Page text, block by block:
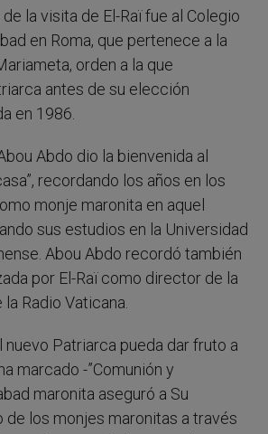
la visita de El-Raï fue al Colegio
en Roma, que pertenece a la
orden a la que
antes de su elección
en 1986.
Abdo dio la bienvenida al
recordando los años en los
monje maronita en aquel
sus estudios en la Universidad
Abou Abdo recordó también
por El-Raï como director de la
Radio Vaticana.
nuevo Patriarca pueda dar fruto a
marcado -”Comunión y
maronita aseguró a Su
de los monjes maronitas a través